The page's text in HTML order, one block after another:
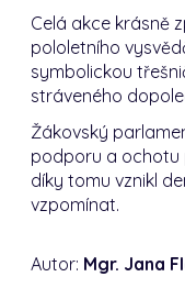
Celá akce krásně
pololetního
symbolickou
stráveného
Žákovský
podporu a ochotu
díky tomu vznikl
vzpomínat.
Autor: Mgr. Jana